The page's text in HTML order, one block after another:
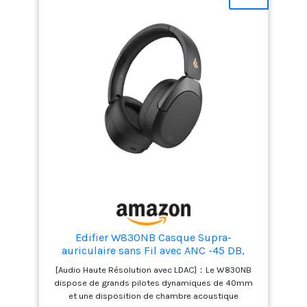
coussinets doux, d'un bandeau rembourré et d'un
design pliable pour l'amener partout et écouter
votre musique à tout moment Contenu de la
livraison : 1 x JBL Tune 670NC casque audio noir, 1 x
Câble de charge USB-C, 1 x Câble audio détachable,
1 x Fiche avertissement, 1 x Fiche FAQ
Edifier W830NB Casque Supra-
auriculaire sans Fil avec ANC -45 DB,
Batterie 94 Heures, Son Haute résolution
LDAC, Audio Spatial, Charge Rapide,
Bluetooth V5.4 - Noir
[Audio Haute Résolution avec LDAC]：Le W830NB
dispose de grands pilotes dynamiques de 40mm
et une disposition de chambre acoustique